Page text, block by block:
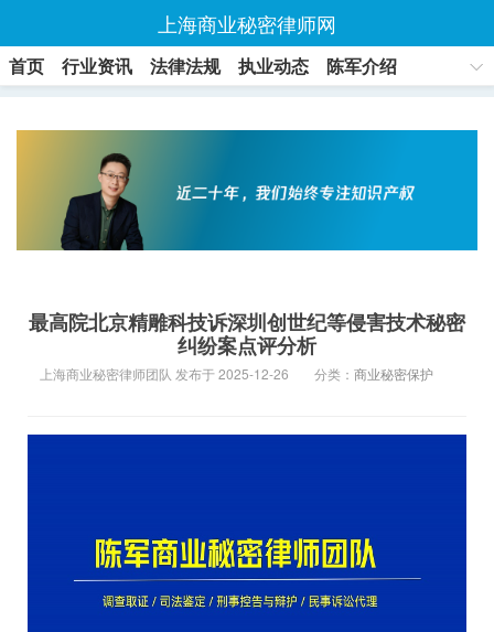
上海商业秘密律师网
首页 行业资讯 法律法规 执业动态
陈军介绍
最高院北京精雕科技诉深圳创世纪等侵害技术秘密
纠纷案点评分析
上海商业秘密律师团队 发布于 2025-12-26 分类： 商业秘密保护